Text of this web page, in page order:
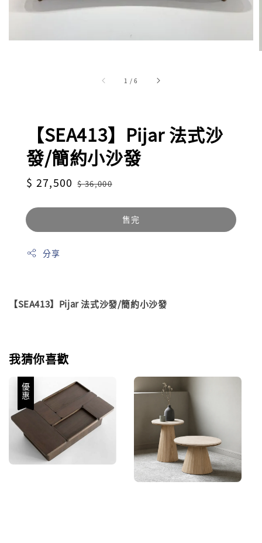
1 /6
【SEA413】Pijar 法式沙
發/簡約小沙發
Sale
$ 27,500 Regular
$ 36,000
售完
分享
【SEA413】Pijar 法式沙發/簡約小沙發
我猜你喜歡
優惠